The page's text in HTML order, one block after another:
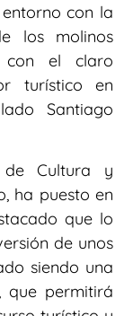
con la
los molinos
con el claro
turístico en
Santiago
Cultura y
ha puesto en
que lo
de unos
siendo una
que permitirá